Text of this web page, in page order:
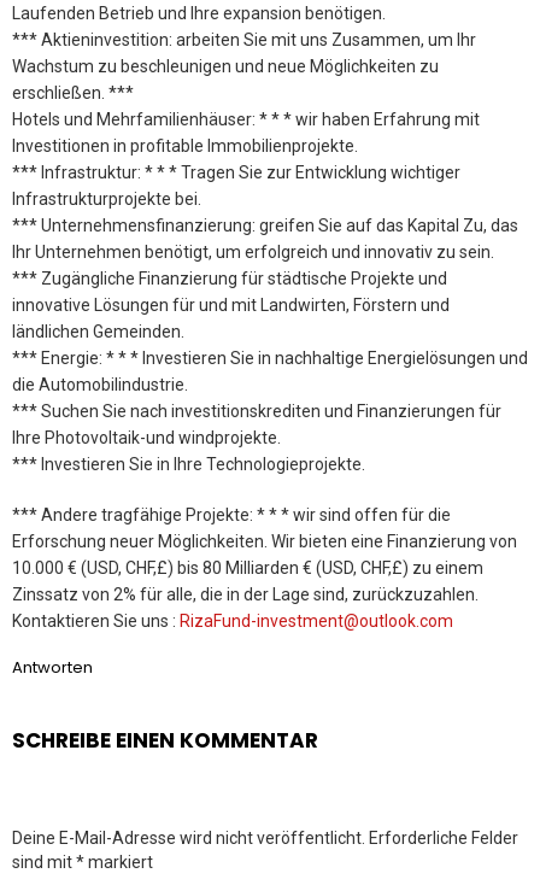
Laufenden Betrieb und Ihre expansion benötigen.
*** Aktieninvestition: arbeiten Sie mit uns Zusammen, um Ihr
Wachstum zu beschleunigen und neue Möglichkeiten zu
erschließen. ***
Hotels und Mehrfamilienhäuser: * * * wir haben Erfahrung mit
Investitionen in profitable Immobilienprojekte.
*** Infrastruktur: * * * Tragen Sie zur Entwicklung wichtiger
Infrastrukturprojekte bei.
*** Unternehmensfinanzierung: greifen Sie auf das Kapital Zu, das
Ihr Unternehmen benötigt, um erfolgreich und innovativ zu sein.
*** Zugängliche Finanzierung für städtische Projekte und
innovative Lösungen für und mit Landwirten, Förstern und
ländlichen Gemeinden.
*** Energie: * * * Investieren Sie in nachhaltige Energielösungen und
die Automobilindustrie.
*** Suchen Sie nach investitionskrediten und Finanzierungen für
Ihre Photovoltaik-und windprojekte.
*** Investieren Sie in Ihre Technologieprojekte.
*** Andere tragfähige Projekte: * * * wir sind offen für die
Erforschung neuer Möglichkeiten. Wir bieten eine Finanzierung von
10.000 € (USD, CHF,£) bis 80 Milliarden € (USD, CHF,£) zu einem
Zinssatz von 2% für alle, die in der Lage sind, zurückzuzahlen.
Kontaktieren Sie uns : RizaFund-investment@outlook.com
Antworten
SCHREIBE EINEN KOMMENTAR
Deine E-Mail-Adresse wird nicht veröffentlicht. Erforderliche Felder
sind mit*markiert